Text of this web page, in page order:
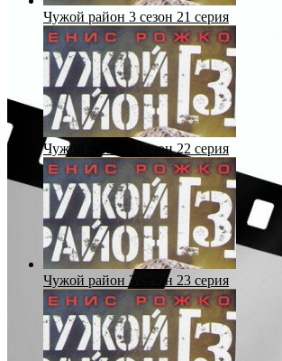
Чужой район 3 сезон 21 серия
Чужой район 3 сезон 22 серия
Чужой район 3 сезон 23 серия